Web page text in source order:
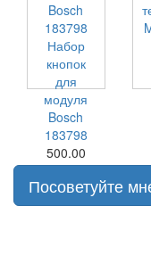
Набор
кнопок
для
модуля
Bosch
183798
500.00
руб
Посоветуйте